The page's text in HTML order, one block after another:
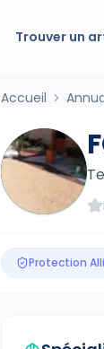
Trouver un
Accueil
Protection